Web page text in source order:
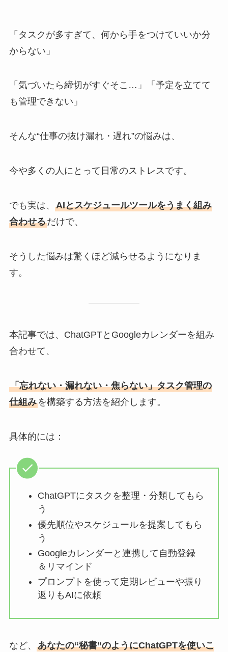
「タスクが多すぎて、何から手をつけていいか分
からない」
「気づいたら締切がすぐそこ…」「予定を立てて
も管理できない」
そんな“仕事の抜け漏れ・遅れ”の悩みは、
今や多くの人にとって日常のストレスです。
でも実は、 AIとスケジュールツールをうまく組み
合わせるだけで、
そうした悩みは驚くほど減らせるようになりま
す。
本記事では、ChatGPTとGoogleカレンダーを組み
合わせて、
「忘れない・漏れない・焦らない」タスク管理の
仕組みを構築する方法を紹介します。
具体的には：
ChatGPTにタスクを整理・分類してもら
う
優先順位やスケジュールを提案してもら
う
Googleカレンダーと連携して自動登録
＆リマインド
プロンプトを使って定期レビューや振り
返りもAIに依頼
など、 あなたの“秘書”のようにChatGPTを使いこ